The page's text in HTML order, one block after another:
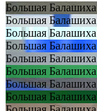
Большая Балашиха
Большая Балашиха
Большая Балашиха
Большая Балашиха
Большая Балашиха
Большая Балашиха
Большая Балашиха
Большая Балашиха